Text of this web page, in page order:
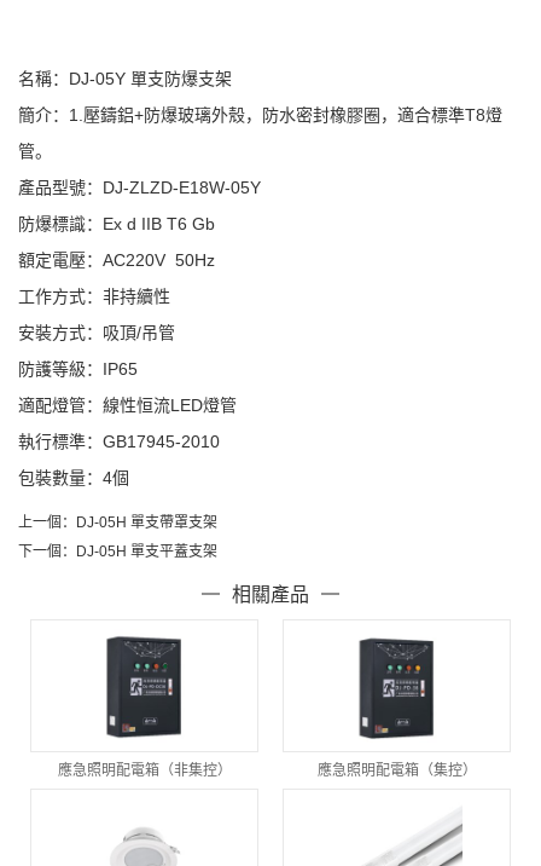
名稱：DJ-05Y 單支防爆支架
簡介：1.壓鑄鋁+防爆玻璃外殼，防水密封橡膠圈，適合標準T8燈
管。
產品型號：DJ-ZLZD-E18W-05Y
防爆標識：Ex d IIB T6 Gb
額定電壓：AC220V 50Hz
工作方式：非持續性
安裝方式：吸頂/吊管
防護等級：IP65
適配燈管：線性恒流LED燈管
執行標準：GB17945-2010
包裝數量：4個
上一個： DJ-05H 單支帶罩支架
下一個： DJ-05H 單支平蓋支架
相關產品
應急照明配電箱（非集控） 應急照明配電箱（集控）